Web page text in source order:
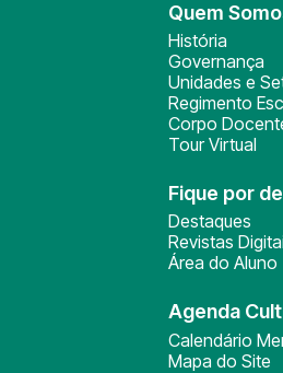
Quem
História
Governança
Unidades e
Regimento
Corpo
Tour Virtual
Fique por
Destaques
Revistas
Área do Aluno
Agenda
Calendário
Mapa do Site